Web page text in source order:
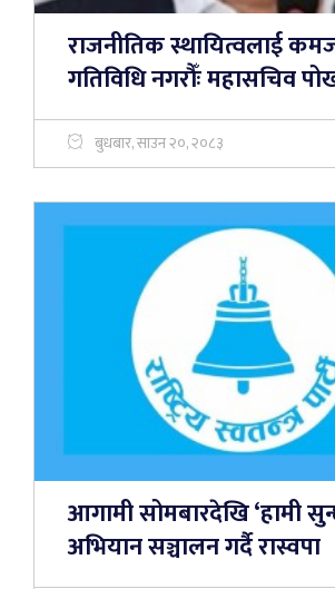
राजनीतिक स्थायित्वलाई
गतिविधि नगरौँः महासचिव
बुधबार, साउन २०, २०८३
आगामी सोमबारदेखि ‘हामी
अभियान सञ्चालन गर्दै रास्वपा